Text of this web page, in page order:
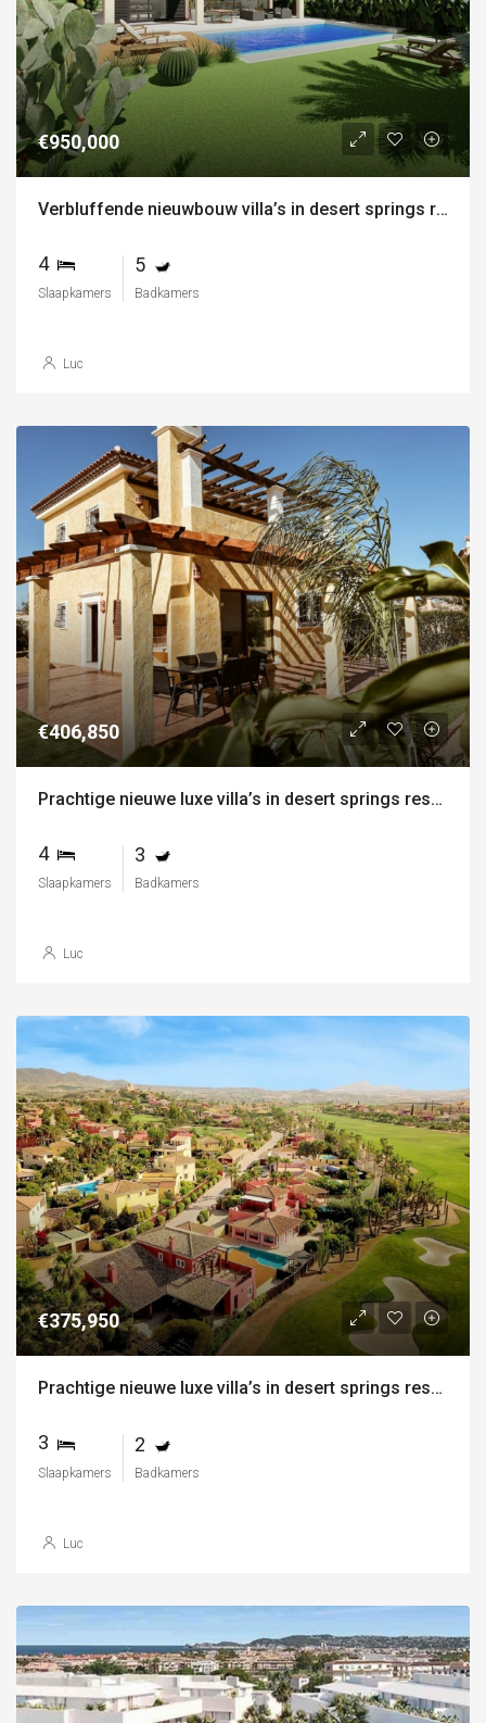
€950,000
Verbluffende nieuwbouw villa’s in desert springs resort
4
Slaapkamers
5
Badkamers
Luc
€406,850
Prachtige nieuwe luxe villa’s in desert springs resort
4
Slaapkamers
3
Badkamers
Luc
€375,950
Prachtige nieuwe luxe villa’s in desert springs resort
3
Slaapkamers
2
Badkamers
Luc